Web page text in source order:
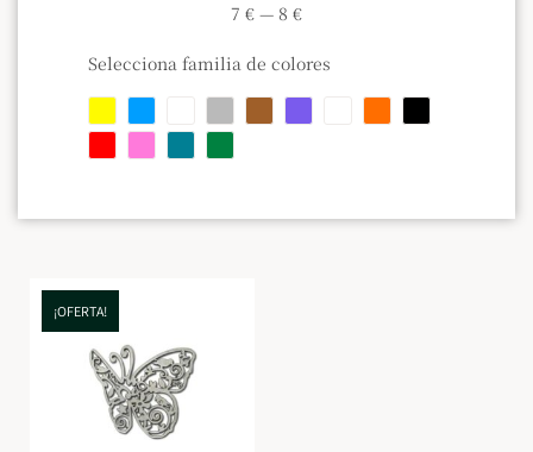
7 € — 8 €
Selecciona familia de colores
¡OFERTA!